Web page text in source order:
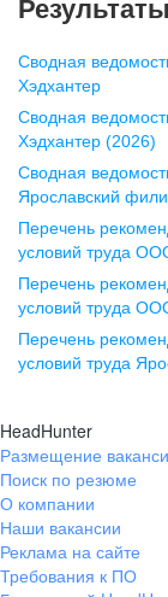
pr@nn.hh.ru
Воронеж
ул.
офис 1212
+7 473 280-05-05
pr@vrn.hh.ru
ул.
помещение 15
+7 843 212-12-50
Екатеринбург
ул. Боевых Дружин,
+7 343 226-79-99
pr@ural.hh.ru
Сводная
Хэдхантер
Сводная
Хэдхантер (2026)
Сводная
Ярославский
Перечень
условий труда
Перечень
условий труда
Перечень
условий труда
HeadHunter
Размещение
Поиск по резюме
О компании
Наши вакансии
Реклама на сайте
Требования к ПО